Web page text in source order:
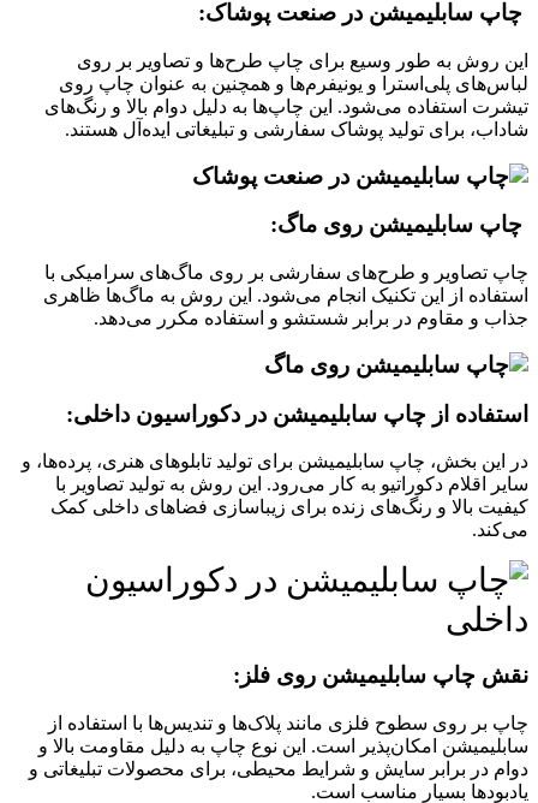
چاپ سابلیمیشن در صنعت پوشاک:
این روش به طور وسیع برای چاپ طرح‌ها و تصاویر بر روی
لباس‌های پلی‌استرا و یونیفرم‌ها و همچنین به عنوان چاپ روی
تیشرت استفاده می‌شود. این چاپ‌ها به دلیل دوام بالا و رنگ‌های
شاداب، برای تولید پوشاک سفارشی و تبلیغاتی ایده‌آل هستند.
چاپ سابلیمیشن روی ماگ:
چاپ تصاویر و طرح‌های سفارشی بر روی ماگ‌های سرامیکی با
استفاده از این تکنیک انجام می‌شود. این روش به ماگ‌ها ظاهری
جذاب و مقاوم در برابر شستشو و استفاده مکرر می‌دهد.
استفاده از چاپ سابلیمیشن در دکوراسیون داخلی:
در این بخش، چاپ سابلیمیشن برای تولید تابلوهای هنری، پرده‌ها، و
سایر اقلام دکوراتیو به کار می‌رود. این روش به تولید تصاویر با
کیفیت بالا و رنگ‌های زنده برای زیباسازی فضاهای داخلی کمک
می‌کند.
نقش چاپ سابلیمیشن روی فلز:
چاپ بر روی سطوح فلزی مانند پلاک‌ها و تندیس‌ها با استفاده از
سابلیمیشن امکان‌پذیر است. این نوع چاپ به دلیل مقاومت بالا و
دوام در برابر سایش و شرایط محیطی، برای محصولات تبلیغاتی و
یادبودها بسیار مناسب است.